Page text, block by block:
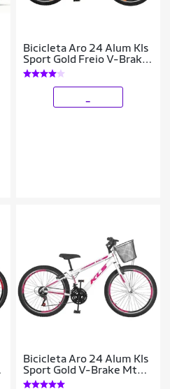
Bicicleta Aro 24 Alum Kls
Sport Gold Freio V-Brake
Mtb 21V
Bicicleta Aro 24 Alum Kls
Sport Gold V-Brake Mtb
21V Feminina